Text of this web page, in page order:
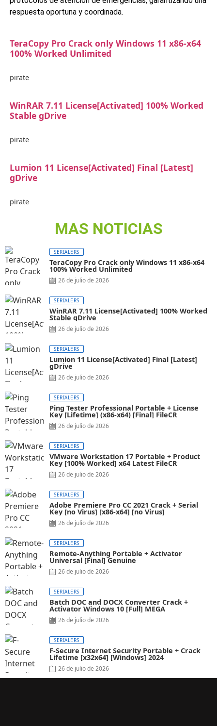
respuesta oportuna y coordinada.
TeraCopy Pro Crack only Windows 11 x86-x64
100% Worked Unlimited
pirate
WinRAR 7.11 License[Activated] 100% Worked
Stable gDrive
pirate
Lumion 11 License[Activated] Final [Latest]
gDrive
pirate
MAS NOTICIAS
SERIALERS
TeraCopy Pro Crack only Windows 11 x86-x64
100% Worked Unlimited
26 de julio de 2026
SERIALERS
WinRAR 7.11 License[Activated] 100% Worked
Stable gDrive
26 de julio de 2026
SERIALERS
Lumion 11 License[Activated] Final [Latest]
gDrive
26 de julio de 2026
SERIALERS
Ping Tester Professional Portable + License
Key [Lifetime] (x86-x64) [Final] FileCR
26 de julio de 2026
SERIALERS
VMware Workstation 17 Portable + Product
Key [100% Worked] x64 Latest FileCR
26 de julio de 2026
SERIALERS
Adobe Premiere Pro CC 2021 Crack + Serial
Key [no Virus] [x86-x64] [no Virus]
26 de julio de 2026
SERIALERS
Remote-Anything Portable + Activator
Universal [Final] Genuine
26 de julio de 2026
SERIALERS
Batch DOC and DOCX Converter Crack +
Activator Windows 10 [Full] MEGA
26 de julio de 2026
SERIALERS
F-Secure Internet Security Portable + Crack
Lifetime [x32x64] [Windows] 2024
26 de julio de 2026